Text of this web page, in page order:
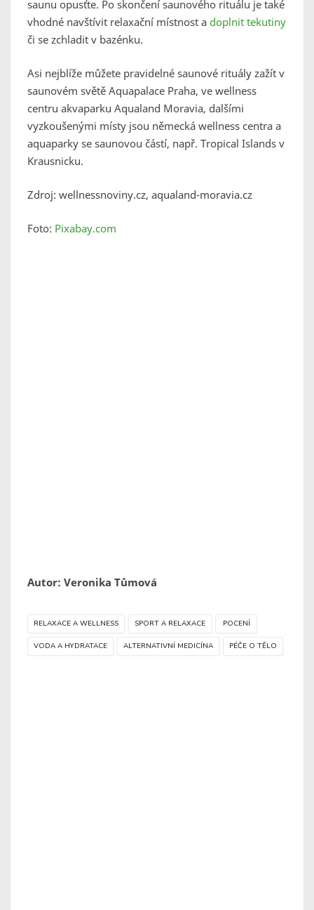
saunu opusťte. Po skončení saunového rituálu je také
vhodné navštívit relaxační místnost a doplnit tekutiny
či se zchladit v bazénku.
Asi nejblíže můžete pravidelné saunové rituály zažít v
saunovém světě Aquapalace Praha, ve wellness
centru akvaparku Aqualand Moravia, dalšími
vyzkoušenými místy jsou německá wellness centra a
aquaparky se saunovou částí, např. Tropical Islands v
Krausnicku.
Zdroj: wellnessnoviny.cz, aqualand-moravia.cz
Foto: Pixabay.com
Autor: Veronika Tůmová
RELAXACE A WELLNESS SPORT A RELAXACE POCENÍ
VODA A HYDRATACE ALTERNATIVNÍ MEDICÍNA PÉČE O TĚLO